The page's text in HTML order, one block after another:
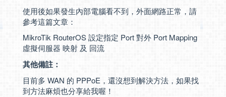
使用後如果發生內部電腦看不到，外面網路正常，請
參考這篇文章：
MikroTik RouterOS 設定指定 Port 對外 Port Mapping
虛擬伺服器 映射 及 回流
其他備註：
目前多 WAN 的 PPPoE，還沒想到解決方法，如果找
到方法麻煩也分享給我喔！